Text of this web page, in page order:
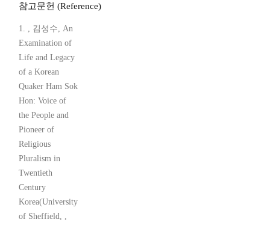
참고문헌 (Reference)
1. , 김성수, An
Examination of
Life and Legacy
of a Korean
Quaker Ham Sok
Hon: Voice of
the People and
Pioneer of
Religious
Pluralism in
Twentieth
Century
Korea(University
of Sheffield, ,